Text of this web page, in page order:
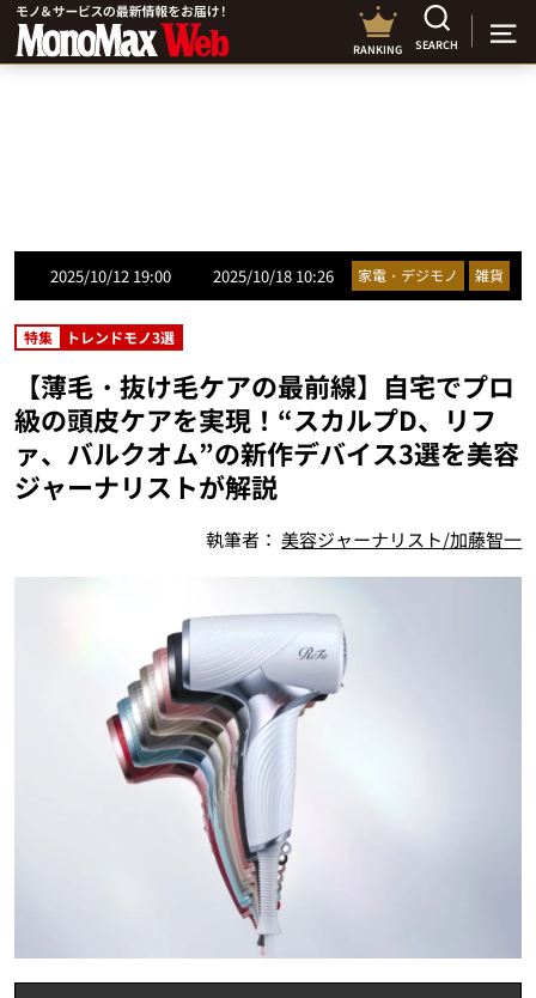
RANKING SEARCH
2025/10/12 19:00 2025/10/18 10:26 家電・デジモノ 雑貨
特集 トレンドモノ3選
【薄毛・抜け毛ケアの最前線】自宅でプロ
級の頭皮ケアを実現！“スカルプD、リフ
ァ、バルクオム”の新作デバイス3選を美容
ジャーナリストが解説
執筆者：美容ジャーナリスト/加藤智一